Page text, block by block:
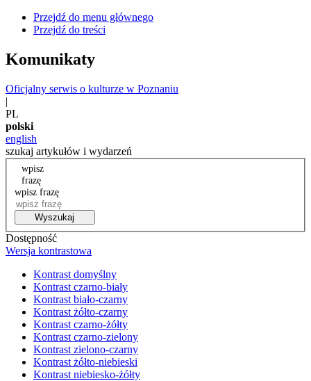
Przejdź do menu głównego
Przejdź do treści
Komunikaty
Oficjalny serwis o kulturze w Poznaniu
|
PL
polski
english
szukaj artykułów i wydarzeń
wpisz
frazę
wpisz frazę
Wyszukaj
Dostępność
Wersja kontrastowa
Kontrast domyślny
Kontrast czarno-biały
Kontrast biało-czarny
Kontrast żółto-czarny
Kontrast czarno-żółty
Kontrast czarno-zielony
Kontrast zielono-czarny
Kontrast żółto-niebieski
Kontrast niebiesko-żółty